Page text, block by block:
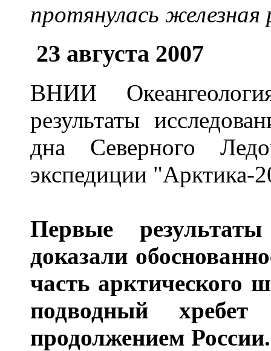
протянулась
23 августа 2007
ВНИИ
результаты
дна Северного
экспедиции "Арктика-
Первые
доказали
часть
подводный хребет
продолжением России.